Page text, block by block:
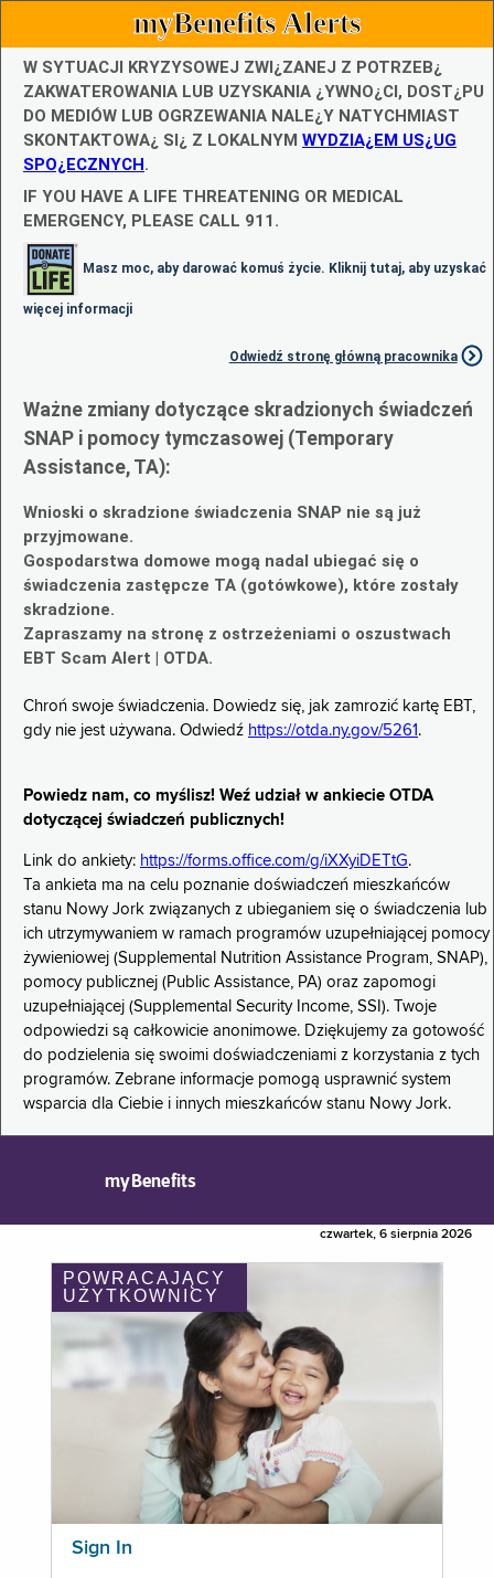
myBenefits Alerts
W SYTUACJI KRYZYSOWEJ ZWI¿ZANEJ Z POTRZEB¿
ZAKWATEROWANIA LUB UZYSKANIA ¿YWNO¿CI, DOST¿PU
DO MEDIÓW LUB OGRZEWANIA NALE¿Y NATYCHMIAST
SKONTAKTOWA¿ SI¿ Z LOKALNYM WYDZIA¿EM US¿UG
SPO¿ECZNYCH.
IF YOU HAVE A LIFE THREATENING OR MEDICAL
EMERGENCY, PLEASE CALL 911.
Masz moc, aby darować komuś życie. Kliknij tutaj, aby uzyskać
więcej informacji
Odwiedź stronę główną pracownika
Ważne zmiany dotyczące skradzionych świadczeń
SNAP i pomocy tymczasowej (Temporary
Assistance, TA):
Wnioski o skradzione świadczenia SNAP nie są już
przyjmowane.
Gospodarstwa domowe mogą nadal ubiegać się o
świadczenia zastępcze TA (gotówkowe), które zostały
skradzione.
Zapraszamy na stronę z ostrzeżeniami o oszustwach
EBT Scam Alert | OTDA.
Chroń swoje świadczenia. Dowiedz się, jak zamrozić kartę EBT,
gdy nie jest używana. Odwiedź https://otda.ny.gov/5261 .
Powiedz nam, co myślisz! Weź udział w ankiecie OTDA
dotyczącej świadczeń publicznych!
Link do ankiety: https://forms.office.com/g/iXXyiDETtG.
Ta ankieta ma na celu poznanie doświadczeń mieszkańców
stanu Nowy Jork związanych z ubieganiem się o świadczenia lub
ich utrzymywaniem w ramach programów uzupełniającej pomocy
żywieniowej (Supplemental Nutrition Assistance Program, SNAP),
pomocy publicznej (Public Assistance, PA) oraz zapomogi
uzupełniającej (Supplemental Security Income, SSI). Twoje
odpowiedzi są całkowicie anonimowe. Dziękujemy za gotowość
do podzielenia się swoimi doświadczeniami z korzystania z tych
programów. Zebrane informacje pomogą usprawnić system
wsparcia dla Ciebie i innych mieszkańców stanu Nowy Jork.
myBenefits
czwartek, 6 sierpnia 2026
POWRACAJĄCY
UŻYTKOWNICY
Sign In